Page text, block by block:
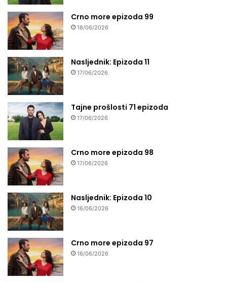
Crno more epizoda 99
18/06/2026
Nasljednik: Epizoda 11
17/06/2026
Tajne prošlosti 71 epizoda
17/06/2026
Crno more epizoda 98
17/06/2026
Nasljednik: Epizoda 10
16/06/2026
Crno more epizoda 97
16/06/2026